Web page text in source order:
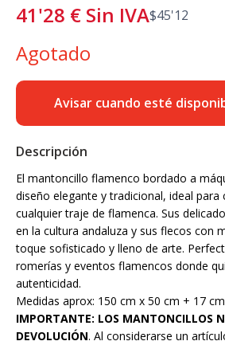
41'28 € Sin IVA$45'12
Agotado
Avisar cuando esté
Descripción
El mantoncillo flamenco bordado a
diseño elegante y tradicional, ideal
cualquier traje de flamenca. Sus
en la cultura andaluza y sus flecos con
toque sofisticado y lleno de arte.
romerías y eventos flamencos donde
autenticidad.
Medidas aprox: 150 cm x 50 cm + 17
IMPORTANTE: LOS MANTONCILLOS
DEVOLUCIÓN. Al considerarse un